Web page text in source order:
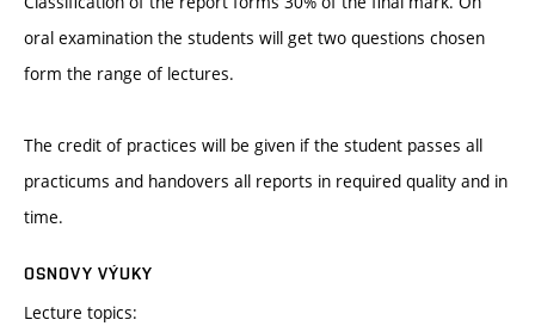
oral examination the students will get two questions chosen
form the range of lectures.
The credit of practices will be given if the student passes all
practicums and handovers all reports in required quality and in
time.
OSNOVY VÝUKY
Lecture topics: